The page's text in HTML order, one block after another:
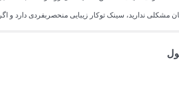
مشکلی ندارید، سینک توکار زیبایی منحصربفردی دارد و